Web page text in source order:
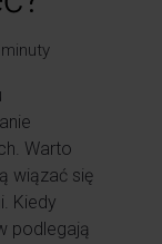
minuty
Warto
wiązać się
Kiedy
podlegają